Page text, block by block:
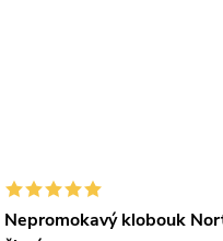
Nepromokavý klobouk